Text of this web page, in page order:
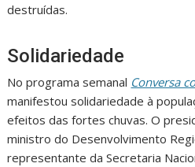
destruídas.
Solidariedade
No programa semanal Conversa
manifestou solidariedade à
efeitos das fortes chuvas. O
ministro do Desenvolvimento
representante da Secretaria